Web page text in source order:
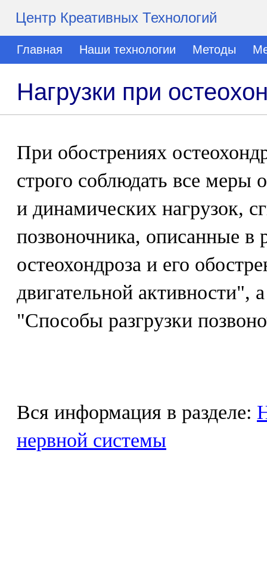
Центр Креативных Технологий
Главная Наши технологии Методы
Нагрузки при
При обострениях
строго соблюдать все меры
и динамических нагрузок,
позвоночника, описанные в
остеохондроза и его
двигательной активности",
"Способы разгрузки
Вся информация в разделе:
нервной системы